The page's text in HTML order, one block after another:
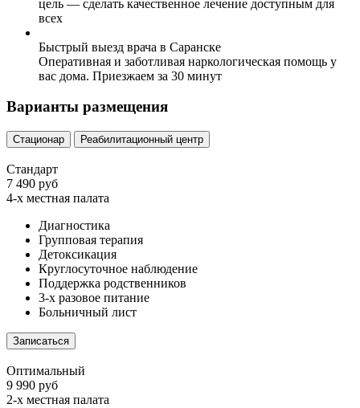
цель — сделать качественное лечение доступным для
всех
Быстрый выезд врача в Саранске
Оперативная и заботливая наркологическая помощь у
вас дома. Приезжаем за 30 минут
Варианты размещения
Стационар Реабилитационный центр
Стандарт
7 490 руб
4-х местная палата
Диагностика
Групповая терапия
Детоксикация
Круглосуточное наблюдение
Поддержка родственников
3-х разовое питание
Больничный лист
Записаться
Оптимальный
9 990 руб
2-х местная палата